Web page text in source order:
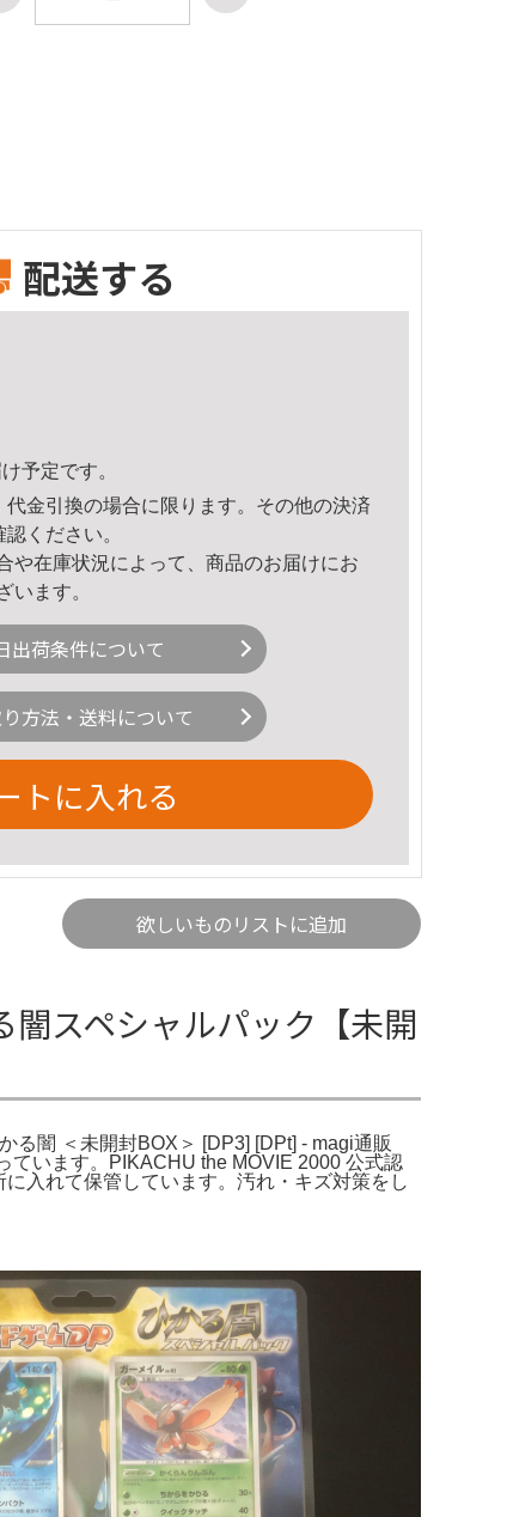
配送する
予定です。
金引換の場合に限ります。その他の決済
認ください。
や在庫状況によって、商品のお届けにお
います。
出荷条件について
方法・送料について
トに入れる
欲しいものリストに追加
スペシャルパック【未開
る闇 ＜未開封BOX＞ [DP3] [DPt] - magi通販
います。PIKACHU the MOVIE 2000 公式認
入れて保管しています。汚れ・キズ対策をし